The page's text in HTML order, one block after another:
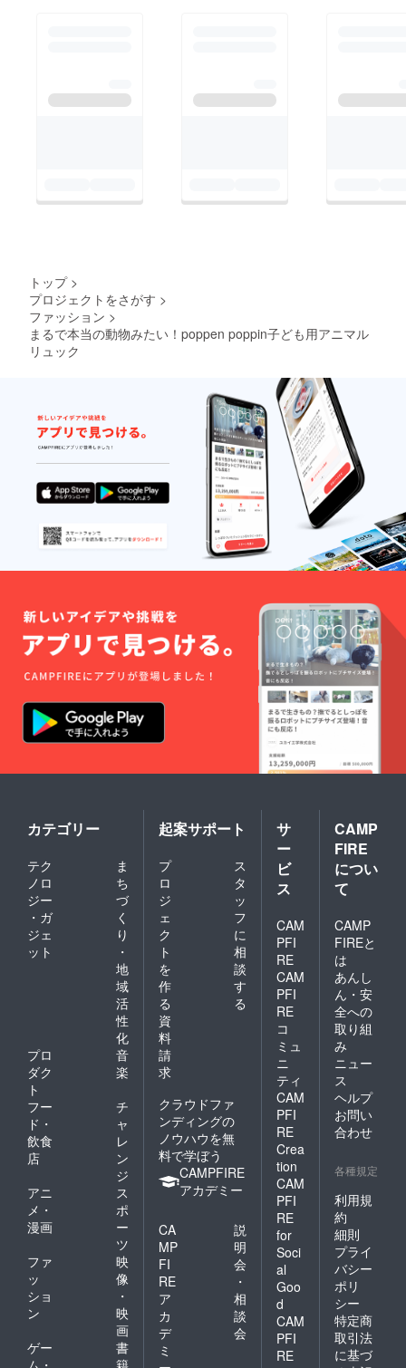
トップ >
プロジェクトをさがす >
ファッション >
まるで本当の動物みたい！poppen poppin子ども用アニマル
リュック
カテゴリー
テク
ノロ
ジー
・ガ
ジェ
ット
ま
ち
づ
く
り
・
地
域
活
性
化
プロ
ダク
ト
音
楽
フー
ド・
飲食
店
チ
ャ
レ
ン
ジ
アニ
メ・
漫画
ス
ポ
ー
ツ
ファ
ッ
ショ
ン
映
像
・
映
画
ゲー
書
起案サポート
プ
ロ
ジ
ェ
ク
ト
を
作
る
ス
タ
ッ
フ
に
相
談
す
る
資
料
請
求
クラウドファ
ンディングの
ノウハウを無
料で学ぼう
CAMPFIRE
アカデミー
CA
MP
FI
RE
ア
カ
デ
ミ
説
明
会
・
相
談
会
サ
ー
ビ
ス
CAM
PFI
RE
CAM
PFI
RE
コ
ミュ
ニ
ティ
CAM
PFI
RE
Crea
tion
CAM
PFI
RE
for
Soci
al
Goo
d
CAM
PFI
RE
CAMP
FIRE
につい
て
CAMP
FIREと
は
あんし
ん・安
全への
取り組
み
ニュー
ス
ヘルプ
お問い
合わせ
各種規定
利用規
約
細則
プライ
バシー
ポリ
シー
特定商
取引法
に基づ